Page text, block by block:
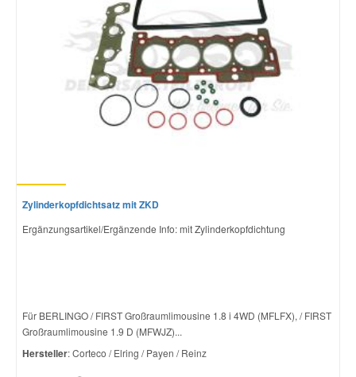
Zylinderkopfdichtsatz mit ZKD
Ergänzungsartikel/Ergänzende Info: mit Zylinderkopfdichtung
Für BERLINGO / FIRST Großraumlimousine 1.8 i 4WD (MFLFX), / FIRST
Großraumlimousine 1.9 D (MFWJZ)...
Hersteller: Corteco / Elring / Payen / Reinz